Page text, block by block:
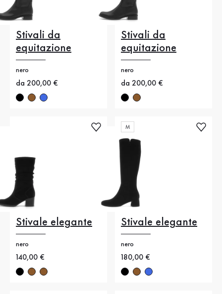
Stivali da
equitazione
nero
Nuovo prezzo
da 200,00 €
Stivali da
equitazione
nero
Nuovo prezzo
da 200,00 €
Stivale elegante
nero
Nuovo prezzo
140,00 €
M
Stivale elegante
nero
Nuovo prezzo
180,00 €